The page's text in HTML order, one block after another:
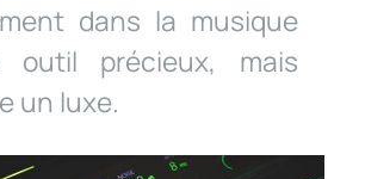
dans la musique
précieux, mais
un luxe.